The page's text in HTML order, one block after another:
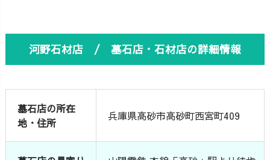
河野石材店 / 墓石店・石材店の詳細情報
墓石店の所在
地・住所
兵庫県高砂市高砂町西宮町409